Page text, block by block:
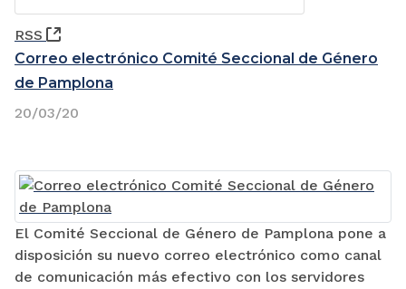
RSS
(Abre una nueva ventana)
Correo electrónico Comité Seccional de Género
de Pamplona
El Comité Seccional de Género de Pamplona pone a
disposición su nuevo correo electrónico como canal
de comunicación más efectivo con los servidores
20/03/20